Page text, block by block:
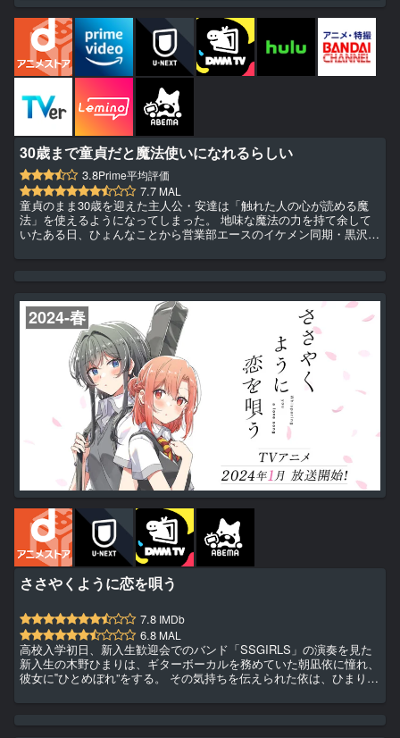
30歳まで童貞だと魔法使いになれるらしい
3.8Prime平均評価
7.7 MAL
童貞のまま30歳を迎えた主人公・安達は「触れた人の心が読める魔
法」を使えるようになってしまった。 地味な魔法の力を持て余して
いたある日、ひょんなことから営業部エースのイケメン同期・黒沢の
いで――!? ちょっと不思議な魔法の力が巻き起こす、“爽やかイケメ
2024-春
ささやくように恋を唄う
7.8 IMDb
6.8 MAL
高校入学初日、新入生歓迎会でのバンド「SSGIRLS」の演奏を見た
新入生の木野ひまりは、ギターボーカルを務めていた朝凪依に憧れ、
彼女に‟ひとめぼれ”をする。 その気持ちを伝えられた依は、ひまり
き”でも異なる気持ち。 すれ違うふたりの関係に、バンドメンバーの